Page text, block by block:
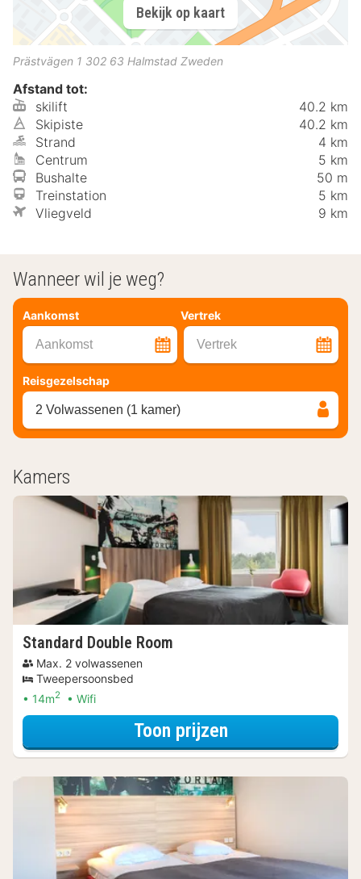
Bekijk op kaart
Prästvägen 1 302 63 Halmstad Zweden
Afstand tot:
skilift
40.2 km
Skipiste
40.2 km
Strand
4 km
Centrum
5 km
Bushalte
50 m
Treinstation
5 km
Vliegveld
9 km
Wanneer wil je weg?
Aankomst Vertrek
Aankomst Vertrek
Reisgezelschap
2 Volwassenen (1 kamer)
Kamers
Standard Double Room
Max. 2 volwassenen
Tweepersoonsbed
14m2 Wifi
Toon prijzenvoor Standard